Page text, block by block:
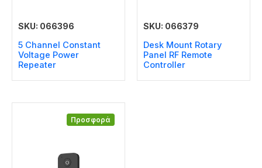
SKU: 066396
5 Channel Constant
Voltage Power
Repeater
SKU: 066379
Desk Mount Rotary
Panel RF Remote
Controller
Προσφορά